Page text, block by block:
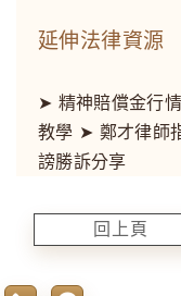
延伸法律資源
➤ 精神賠償金行
教學 ➤ 鄭才律師
謗勝訴分享
回上頁